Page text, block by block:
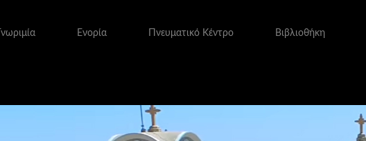
Γνωριμία Ενορία Πνευματικό Κέντρο Βιβλιοθήκη